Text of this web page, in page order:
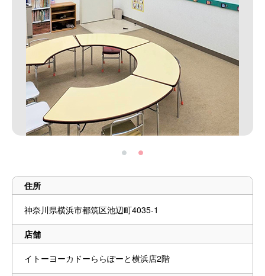
住所
神奈川県横浜市都筑区池辺町4035-1
店舗
イトーヨーカドーららぽーと横浜店2階